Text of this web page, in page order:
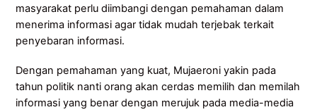
masyarakat perlu diimbangi dengan pemahaman dalam
menerima informasi agar tidak mudah terjebak terkait
penyebaran informasi.
Dengan pemahaman yang kuat, Mujaeroni yakin pada
tahun politik nanti orang akan cerdas memilih dan memilah
informasi yang benar dengan merujuk pada media-media